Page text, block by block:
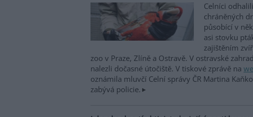
Celníci
chráněných
působící v
asi stovku
zajištěním
zoo v Praze, Zlíně a Ostravě. V ostravské
nalezli dočasné útočiště. V tiskové zprávě na
oznámila mluvčí Celní správy ČR Martina
zabývá policie.